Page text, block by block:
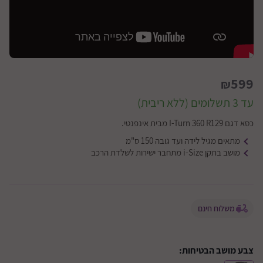
₪599
עד 3 תשלומים (ללא ריבית)
כסא דגם I-Turn 360 R129 מבית אינפנטי.
מתאים מגיל לידה ועד גובה 150 ס"מ
מושב בתקן i-Size מתחבר ישירות לשלדת הרכב
משלוח חינם
צבע מושב הבטיחות: